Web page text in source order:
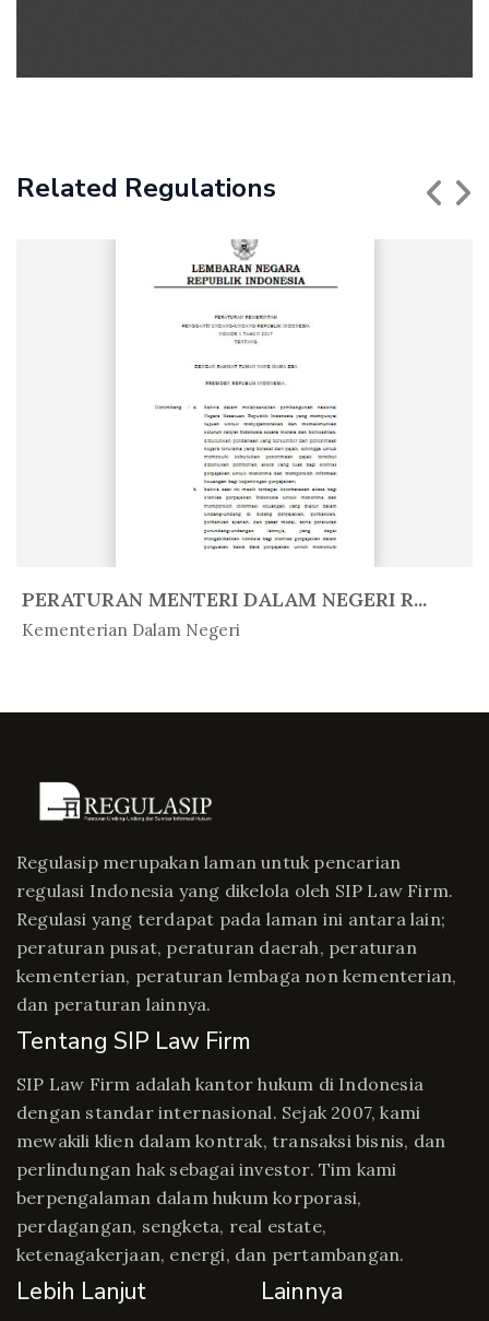
Related Regulations
PERATURAN MENTERI DALAM NEGERI R...
Kementerian Dalam Negeri
In Peratur...
Regulasip merupakan laman untuk pencarian
regulasi Indonesia yang dikelola oleh SIP Law Firm.
Regulasi yang terdapat pada laman ini antara lain;
peraturan pusat, peraturan daerah, peraturan
kementerian, peraturan lembaga non kementerian,
dan peraturan lainnya.
Tentang SIP Law Firm
SIP Law Firm adalah kantor hukum di Indonesia
dengan standar internasional. Sejak 2007, kami
mewakili klien dalam kontrak, transaksi bisnis, dan
perlindungan hak sebagai investor. Tim kami
berpengalaman dalam hukum korporasi,
perdagangan, sengketa, real estate,
ketenagakerjaan, energi, dan pertambangan.
Lebih Lanjut Lainnya